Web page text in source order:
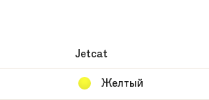
Jetcat
Желтый